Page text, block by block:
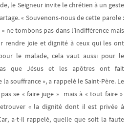
le Seigneur invite le chrétien à un geste
« Souvenons-nous de cette parole :
ne tombons pas dans l’indifférence mais
rendre joie et dignité à ceux qui les ont
le malade, cela vaut aussi pour le
que Jésus et les apôtres ont fait
la souffrance », a rappelé le Saint-Père. Le
se « faire juge » mais à « tout faire »
« la dignité dont il est privée à
a-t-il rappelé, quelle que soit la faute